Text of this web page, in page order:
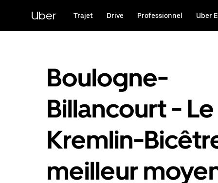
principal
Uber Trajet Drive Professionnel Uber
Boulogne-
Billancourt - Le
Kremlin-
meilleur